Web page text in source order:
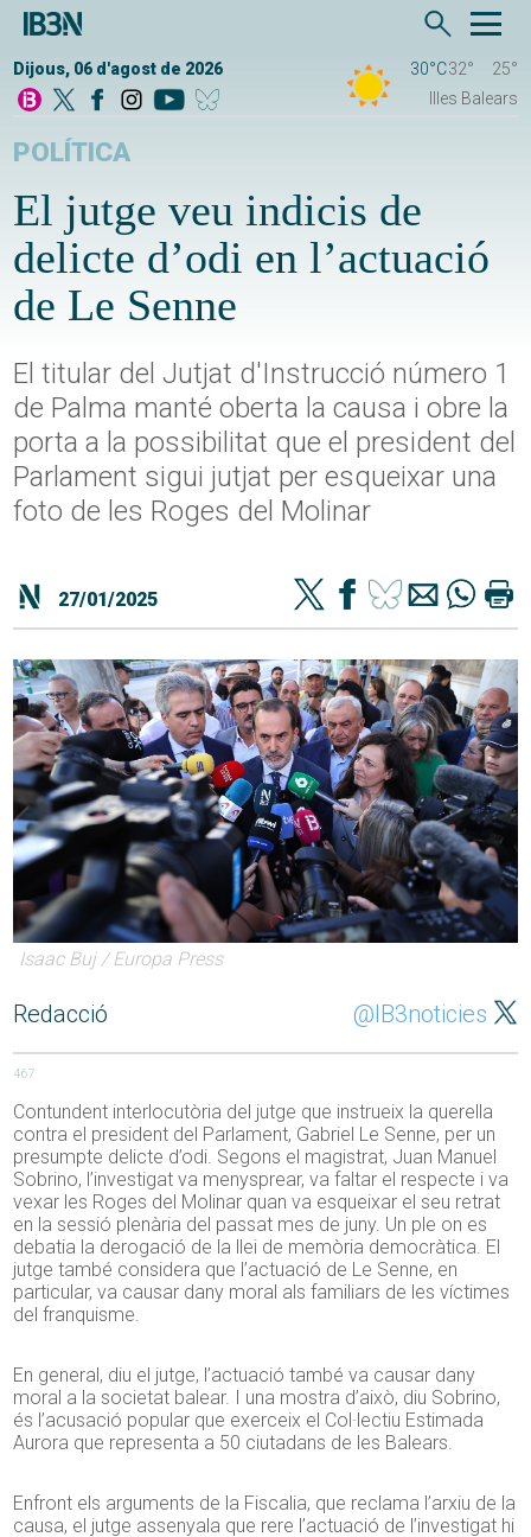
Dijous, 06 d'agost de 2026 30°C32°
25°
Illes Balears
POLÍTICA
El jutge veu indicis de
delicte d’odi en l’actuació
de Le Senne
El titular del Jutjat d'Instrucció número 1
de Palma manté oberta la causa i obre la
porta a la possibilitat que el president del
Parlament sigui jutjat per esqueixar una
foto de les Roges del Molinar
27/01/2025
Isaac Buj / Europa Press
Redacció @IB3noticies
467
Contundent interlocutòria del jutge que instrueix la querella
contra el president del Parlament, Gabriel Le Senne, per un
presumpte delicte d’odi. Segons el magistrat, Juan Manuel
Sobrino, l’investigat va menysprear, va faltar el respecte i va
vexar les Roges del Molinar quan va esqueixar el seu retrat
en la sessió plenària del passat mes de juny. Un ple on es
debatia la derogació de la llei de memòria democràtica. El
jutge també considera que l’actuació de Le Senne, en
particular, va causar dany moral als familiars de les víctimes
del franquisme.
En general, diu el jutge, l’actuació també va causar dany
moral a la societat balear. I una mostra d’això, diu Sobrino,
és l’acusació popular que exerceix el Col·lectiu Estimada
Aurora que representa a 50 ciutadans de les Balears.
Enfront els arguments de la Fiscalia, que reclama l’arxiu de la
causa, el jutge assenyala que rere l’actuació de l’investigat hi